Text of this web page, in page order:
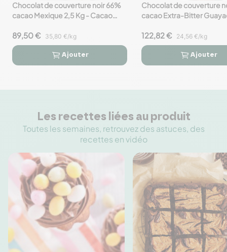
favorite_border
Chocolat de couverture noir 66%
cacao Mexique 2,5 Kg - Cacao
89,50 € 35,80 €/kg
 
Ajouter
favorite_border
Chocolat de couverture
cacao Extra-Bitter
122,82 € 24,56 €/kg
 
Ajouter
Les recettes liées au produit
Toutes les semaines, retrouvez des astuces, des
recettes en vidéo